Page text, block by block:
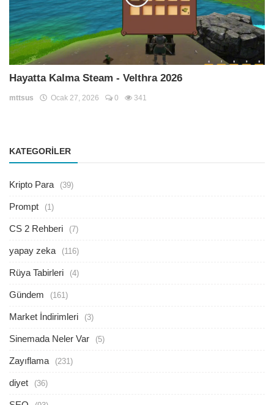
Hayatta Kalma Steam - Velthra 2026
mttsus Ocak 27, 2026 0 341
KATEGORILER
Kripto Para (39)
Prompt (1)
CS 2 Rehberi (7)
yapay zeka (116)
Rüya Tabirleri (4)
Gündem (161)
Market İndirimleri (3)
Sinemada Neler Var (5)
Zayıflama (231)
diyet (36)